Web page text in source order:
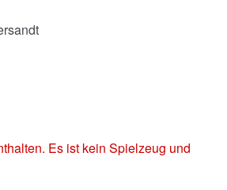
Es ist kein Spielzeug und